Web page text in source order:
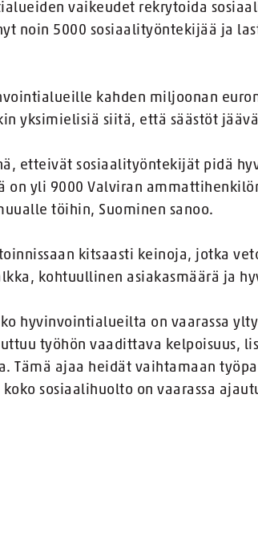
vaikeudet rekrytoida
noin 5000 sosiaalityöntekijää ja
kahden miljoonan
yksimielisiä siitä, että säästöt
etteivät sosiaalityöntekijät pidä
yli 9000 Valviran
töihin, Suominen sanoo.
kitsaasti keinoja, jotka
kohtuullinen asiakasmäärä ja
hyvinvointialueilta on vaarassa
työhön vaadittava kelpoisuus,
Tämä ajaa heidät vaihtamaan
sosiaalihuolto on vaarassa